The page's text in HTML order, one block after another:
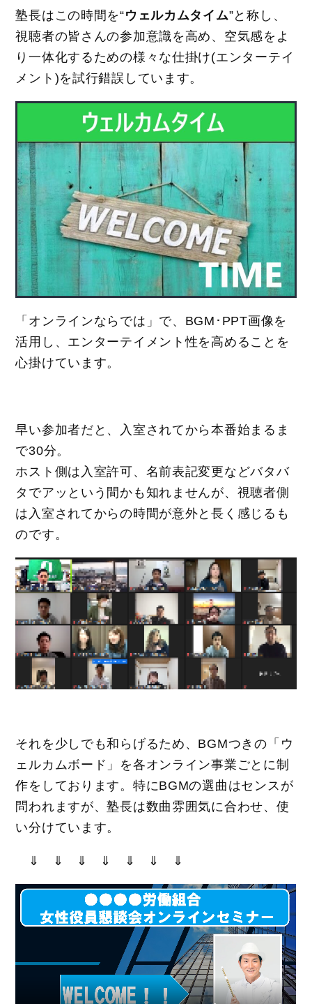
塾長はこの時間を“ウェルカムタイム”と称し、
視聴者の皆さんの参加意識を高め、空気感をよ
り一体化するための様々な仕掛け(エンターテイ
メント)を試行錯誤しています。
「オンラインならでは」で、BGM･PPT画像を
活用し、エンターテイメント性を高めることを
心掛けています。
早い参加者だと、入室されてから本番始まるま
で30分。
ホスト側は入室許可、名前表記変更などバタバ
タでアッという間かも知れませんが、視聴者側
は入室されてからの時間が意外と長く感じるも
のです。
それを少しでも和らげるため、BGMつきの「ウ
ェルカムボード」を各オンライン事業ごとに制
作をしております。特にBGMの選曲はセンスが
問われますが、塾長は数曲雰囲気に合わせ、使
い分けています。
⇓ ⇓ ⇓ ⇓ ⇓ ⇓ ⇓